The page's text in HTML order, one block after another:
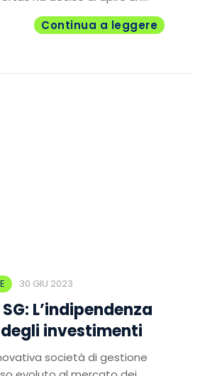
Continua a leggere
30 GIU 2023
L’indipendenza
investimenti
società di gestione